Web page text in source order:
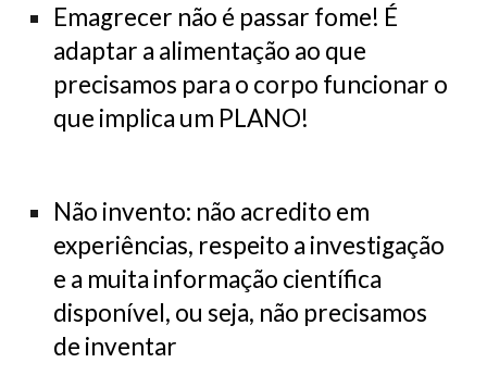
Emagrecer não é passar fome! É
adaptar a alimentação ao que
precisamos para o corpo funcionar o
que implica um PLANO!
Não invento: não acredito em
experiências, respeito a investigação
e a muita informação científica
disponível, ou seja, não precisamos
de inventar